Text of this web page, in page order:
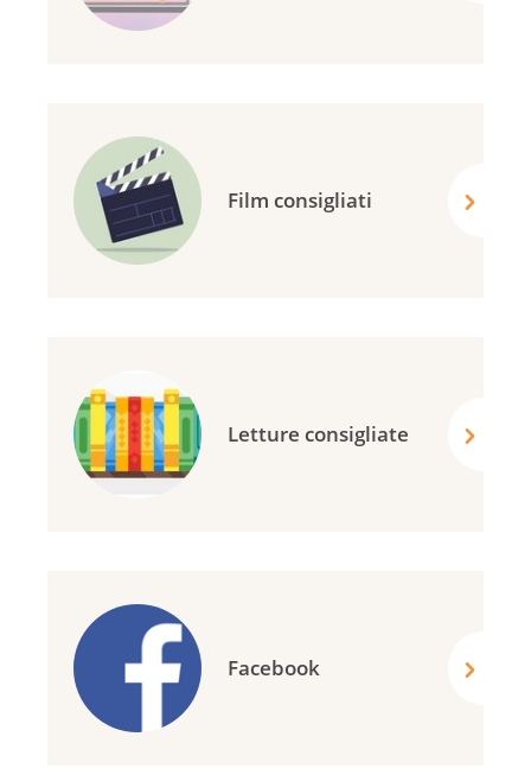
Film consigliati
Letture consigliate
Facebook